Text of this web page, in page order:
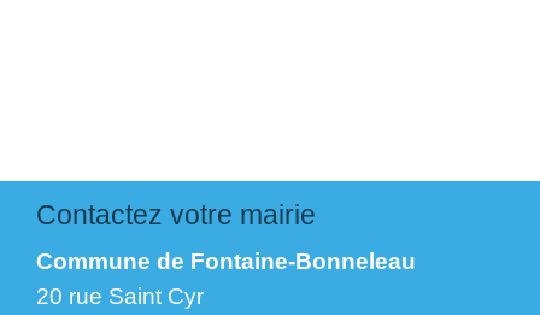
Contactez votre mairie
Commune de Fontaine-Bonneleau
20 rue Saint Cyr